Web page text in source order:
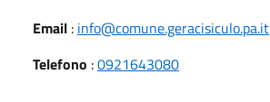
Email : info@comune.geracisiculo.pa.it
Telefono :0921643080